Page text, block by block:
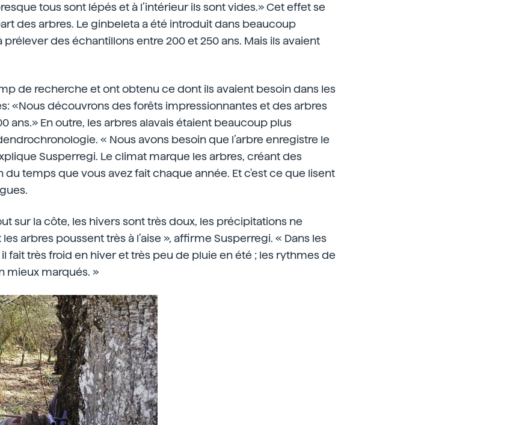
tous sont lépés et à l’intérieur ils sont vides.» Cet effet se
des arbres. Le ginbeleta a été introduit dans beaucoup
prélever des échantillons entre 200 et 250 ans. Mais ils avaient
de recherche et ont obtenu ce dont ils avaient besoin dans les
«Nous découvrons des forêts impressionnantes et des arbres
ans.» En outre, les arbres alavais étaient beaucoup plus
« Nous avons besoin que l’arbre enregistre le
Susperregi. Le climat marque les arbres, créant des
du temps que vous avez fait chaque année. Et c'est ce que lisent
sur la côte, les hivers sont très doux, les précipitations ne
arbres poussent très à l’aise », affirme Susperregi. « Dans les
il fait très froid en hiver et très peu de pluie en été ; les rythmes de
mieux marqués. »